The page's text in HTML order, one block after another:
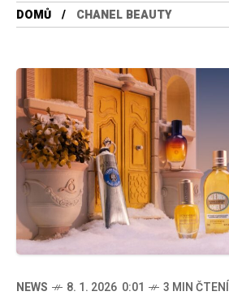
DOMŮ CHANEL BEAUTY
NEWS 8. 1. 2026 0:01 3 MIN ČTENÍ